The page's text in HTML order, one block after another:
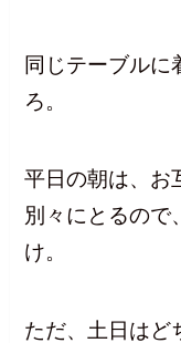
同じテーブルに
ろ。
平日の朝は、お
別々にとるので
け。
ただ、土日はど